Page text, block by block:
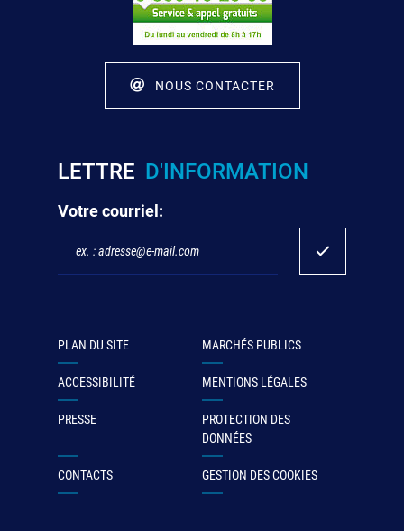
NOUS CONTACTER
LETTRE D'INFORMATION
Votre courriel:
PLAN DU SITE MARCHÉS PUBLICS
ACCESSIBILITÉ MENTIONS LÉGALES
PRESSE
PROTECTION DES
DONNÉES
CONTACTS GESTION DES COOKIES